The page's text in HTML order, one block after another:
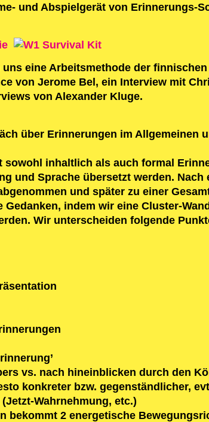
und Abspielgerät von Erinnerungs-
eine Arbeitsmethode der
von Jerome Bel, ein Interview mit
von Alexander Kluge.
über Erinnerungen im
sowohl inhaltlich als auch formal
und Sprache übersetzt werden.
und später zu einer
indem wir eine Cluster-
Wir unterscheiden folgende
vs. nach hineinblicken durch den
konkreter bzw. gegenständlicher,
Wahrnehmung, etc.)
bekommt 2 energetische